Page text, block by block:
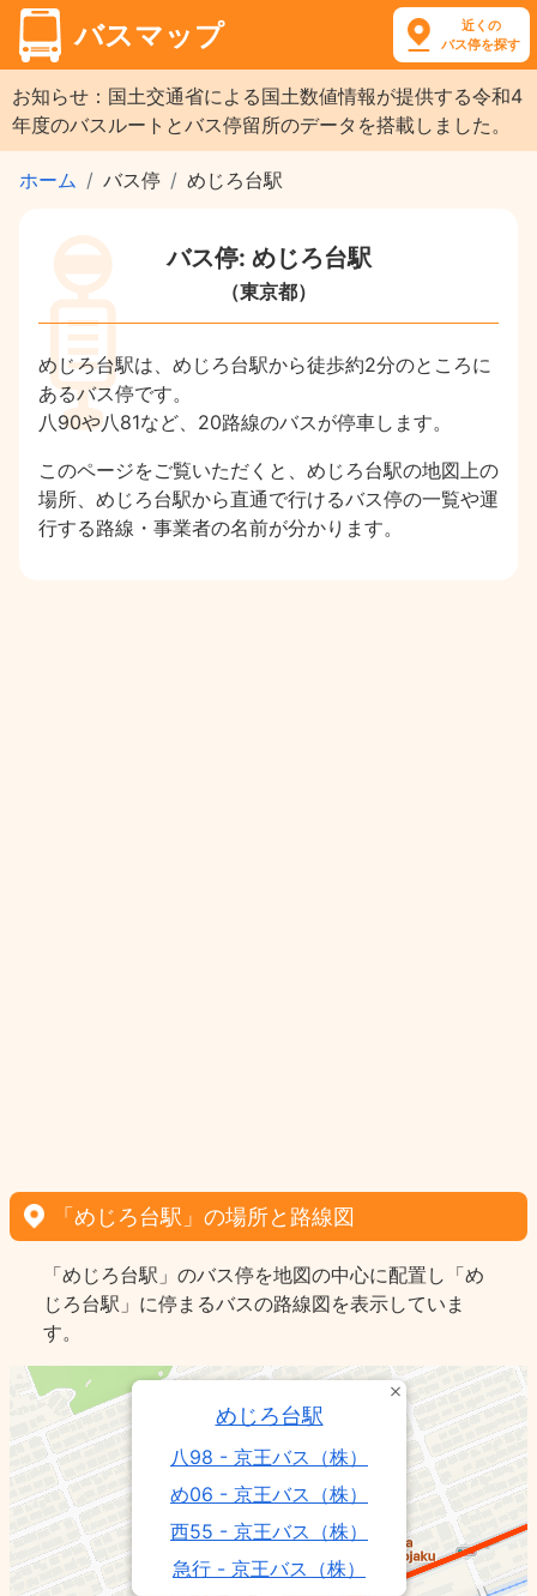
バスマップ
近くの
バス停を探す
お知らせ：国土交通省による国土数値情報が提供する令和4
年度のバスルートとバス停留所のデータを搭載しました。
ホーム バス停 めじろ台駅
バス停: めじろ台駅
（東京都）
めじろ台駅は、めじろ台駅から徒歩約2分のところに
あるバス停です。
八90や八81など、20路線のバスが停車します。
このページをご覧いただくと、めじろ台駅の地図上の
場所、めじろ台駅から直通で行けるバス停の一覧や運
行する路線・事業者の名前が分かります。
「めじろ台駅」の場所と路線図
「めじろ台駅」のバス停を地図の中心に配置し「め
じろ台駅」に停まるバスの路線図を表示していま
す。
めじろ台駅
八98 - 京王バス（株）
め06 - 京王バス（株）
西55 - 京王バス（株）
急行 - 京王バス（株）